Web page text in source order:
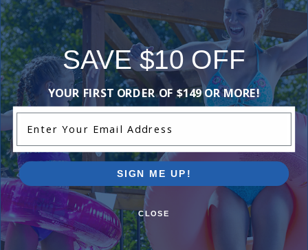
SAVE $10 OFF
YOUR FIRST ORDER OF $149 OR MORE!
SIGN ME UP!
CLOSE